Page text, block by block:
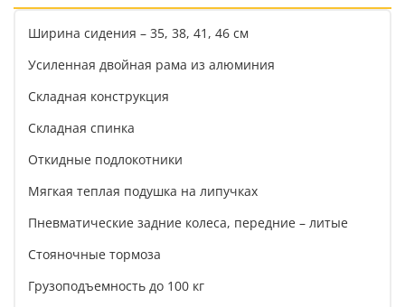
Ширина сидения – 35, 38, 41, 46 см
Усиленная двойная рама из алюминия
Складная конструкция
Складная спинка
Откидные подлокотники
Мягкая теплая подушка на липучках
Пневматические задние колеса, передние – литые
Стояночные тормоза
Грузоподъемность до 100 кг